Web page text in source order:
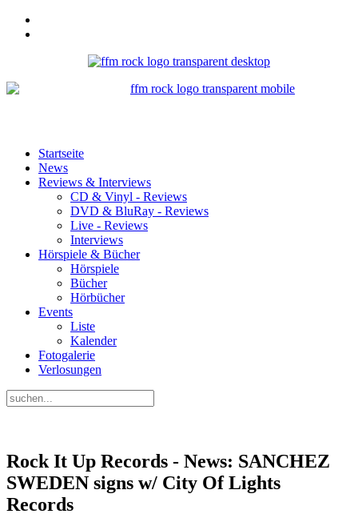
Startseite
News
Reviews & Interviews
CD & Vinyl - Reviews
DVD & BluRay - Reviews
Live - Reviews
Interviews
Hörspiele & Bücher
Hörspiele
Bücher
Hörbücher
Events
Liste
Kalender
Fotogalerie
Verlosungen
Rock It Up Records - News: SANCHEZ
SWEDEN signs w/ City Of Lights
Records